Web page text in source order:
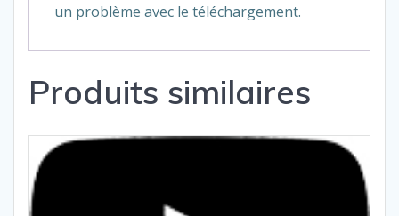
un problème avec le téléchargement.
Produits similaires